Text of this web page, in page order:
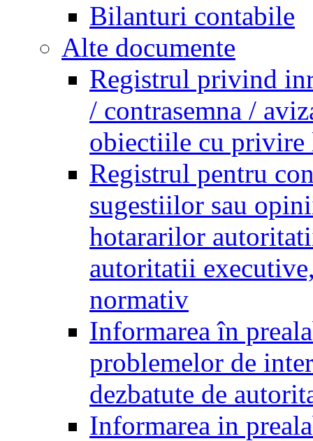
Bilanturi contabile
Alte documente
Registrul privind
/ contrasemna /
obiectiile cu privire
Registrul pentru
sugestiilor sau
hotararilor
autoritatii
normativ
Informarea în
problemelor de
dezbatute de
Informarea in